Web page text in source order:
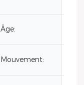
Âge:
Mouvement: